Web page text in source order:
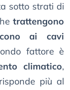
sotto strati di
trattengono
ai cavi
fattore è
climatico,
più al